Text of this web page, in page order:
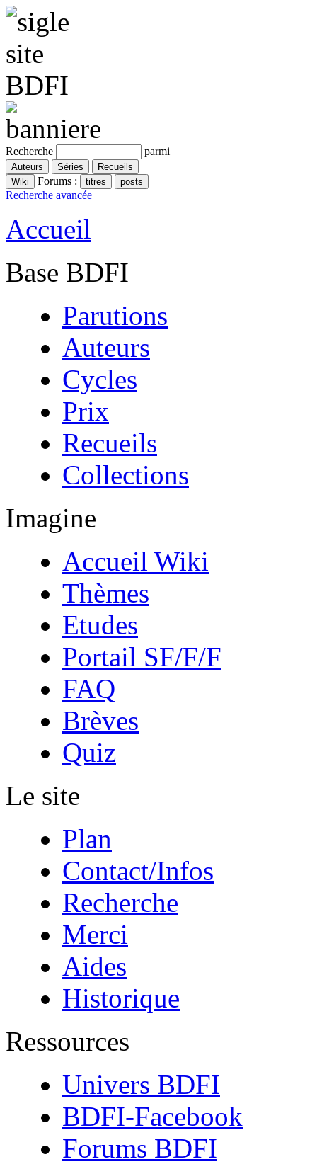
Recherche parmi
Forums :
Recherche avancée
Accueil
Base BDFI
Parutions
Auteurs
Cycles
Prix
Recueils
Collections
Imagine
Accueil Wiki
Thèmes
Etudes
Portail SF/F/F
FAQ
Brèves
Quiz
Le site
Plan
Contact/Infos
Recherche
Merci
Aides
Historique
Ressources
Univers BDFI
BDFI-Facebook
Forums BDFI